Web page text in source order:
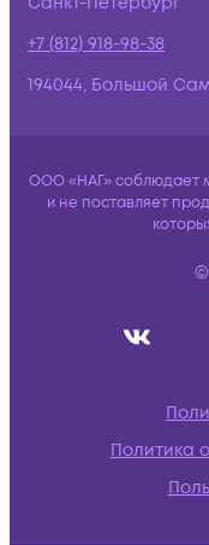
+7 (812) 918-98-38
194044, Большой
ООО «НАГ» соблюдает
и не поставляет
©
Политика